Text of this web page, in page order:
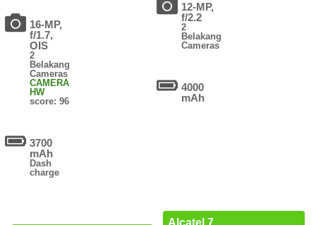
16-MP,
f/1.7,
OIS
2
Belakang
Cameras
CAMERA
HW
score: 96
3700
mAh
Dash
charge
12-MP,
f/2.2
2
Belakang
Cameras
4000
mAh
Alcatel 7